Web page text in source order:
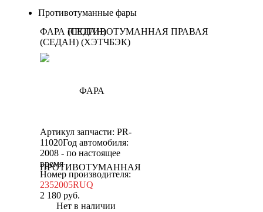
Противотуманные фары
ФАРА ПРОТИВОТУМАННАЯ ПРАВАЯ
(СЕДАН) (ХЭТЧБЭК)
Артикул запчасти: PR-
11020Год автомобиля:
2008 - по настоящее
время
Номер производителя:
2352005RUQ
2 180 руб.
Нет в наличии